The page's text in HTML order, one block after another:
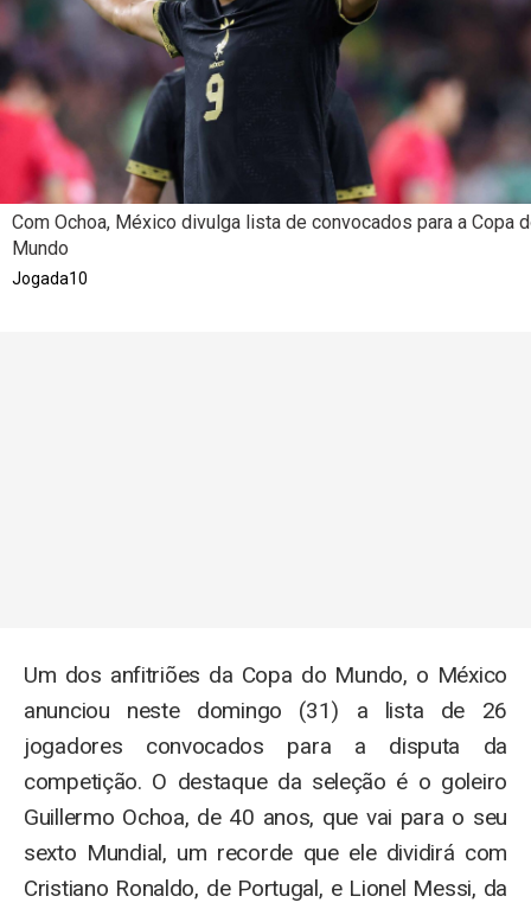
Com Ochoa, México divulga lista de convocados para a Copa
Mundo
Jogada10
Um dos anfitriões da Copa do Mundo, o México
anunciou neste domingo (31) a lista de 26
jogadores convocados para a disputa da
competição. O destaque da seleção é o goleiro
Guillermo Ochoa, de 40 anos, que vai para o seu
sexto Mundial, um recorde que ele dividirá com
Cristiano Ronaldo, de Portugal, e Lionel Messi, da